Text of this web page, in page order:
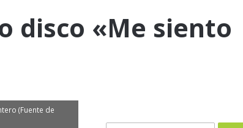
disco «Me siento
(Fuente de